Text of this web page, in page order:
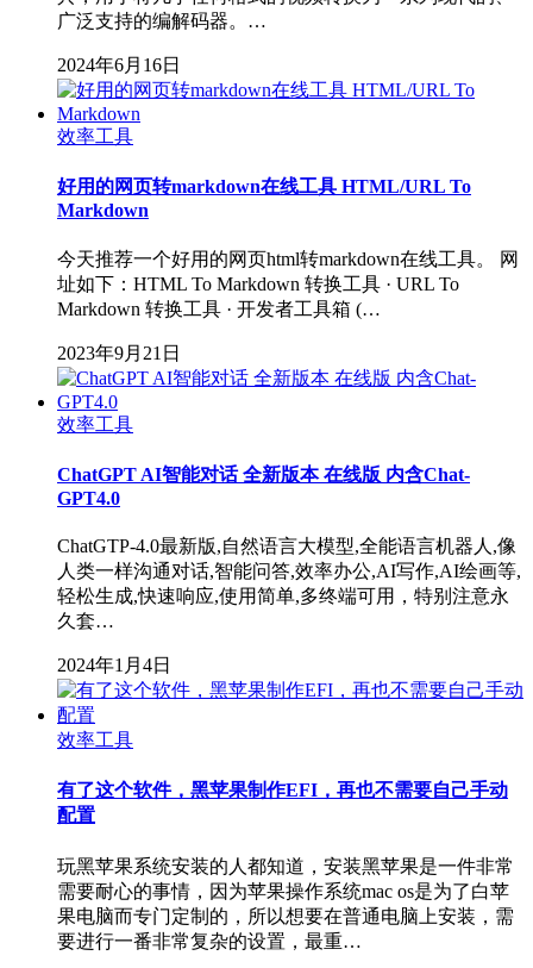
广泛支持的编解码器。…
2024年6月16日
效率工具
好用的网页转markdown在线工具 HTML/URL To
Markdown
今天推荐一个好用的网页html转markdown在线工具。 网
址如下：HTML To Markdown 转换工具 · URL To
Markdown 转换工具 · 开发者工具箱 (…
2023年9月21日
效率工具
ChatGPT AI智能对话 全新版本 在线版 内含Chat-
GPT4.0
ChatGTP-4.0最新版,自然语言大模型,全能语言机器人,像
人类一样沟通对话,智能问答,效率办公,AI写作,AI绘画等,
轻松生成,快速响应,使用简单,多终端可用，特别注意永
久套…
2024年1月4日
效率工具
有了这个软件，黑苹果制作EFI，再也不需要自己手动
配置
玩黑苹果系统安装的人都知道，安装黑苹果是一件非常
需要耐心的事情，因为苹果操作系统mac os是为了白苹
果电脑而专门定制的，所以想要在普通电脑上安装，需
要进行一番非常复杂的设置，最重…